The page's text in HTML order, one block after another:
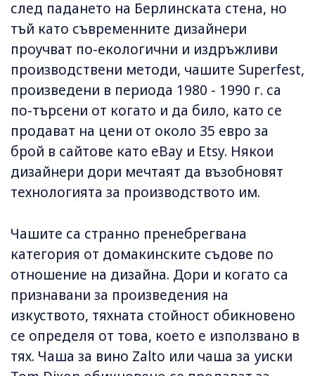
след падането на Берлинската стена, но
тъй като съвременните дизайнери
проучват по-екологични и издръжливи
производствени методи, чашите Superfest,
произведени в периода 1980 - 1990 г. са
по-търсени от когато и да било, като се
продават на цени от около 35 евро за
брой в сайтове като eBay и Etsy. Някои
дизайнери дори мечтаят да възобновят
технологията за производството им.
Чашите са странно пренебрегвана
категория от домакинските съдове по
отношение на дизайна. Дори и когато са
признавани за произведения на
изкуството, тяхната стойност обикновено
се определя от това, което е използвано в
тях. Чаша за вино Zalto или чаша за уиски